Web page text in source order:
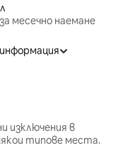
месечно наемане
изключения в
типове места.